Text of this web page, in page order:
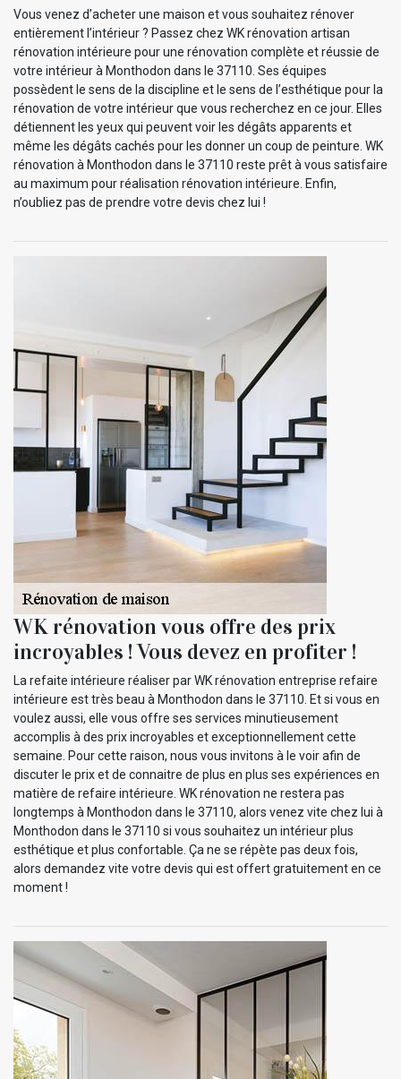
Vous venez d’acheter une maison et vous souhaitez rénover
entièrement l’intérieur ? Passez chez WK rénovation artisan
rénovation intérieure pour une rénovation complète et réussie de
votre intérieur à Monthodon dans le 37110. Ses équipes
possèdent le sens de la discipline et le sens de l’esthétique pour la
rénovation de votre intérieur que vous recherchez en ce jour. Elles
détiennent les yeux qui peuvent voir les dégâts apparents et
même les dégâts cachés pour les donner un coup de peinture. WK
rénovation à Monthodon dans le 37110 reste prêt à vous satisfaire
au maximum pour réalisation rénovation intérieure. Enfin,
n’oubliez pas de prendre votre devis chez lui !
WK rénovation vous offre des prix
incroyables ! Vous devez en profiter !
La refaite intérieure réaliser par WK rénovation entreprise refaire
intérieure est très beau à Monthodon dans le 37110. Et si vous en
voulez aussi, elle vous offre ses services minutieusement
accomplis à des prix incroyables et exceptionnellement cette
semaine. Pour cette raison, nous vous invitons à le voir afin de
discuter le prix et de connaitre de plus en plus ses expériences en
matière de refaire intérieure. WK rénovation ne restera pas
longtemps à Monthodon dans le 37110, alors venez vite chez lui à
Monthodon dans le 37110 si vous souhaitez un intérieur plus
esthétique et plus confortable. Ça ne se répète pas deux fois,
alors demandez vite votre devis qui est offert gratuitement en ce
moment !